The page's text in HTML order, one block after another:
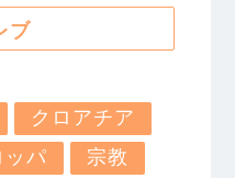
ブ
クロアチア
ッパ
宗教